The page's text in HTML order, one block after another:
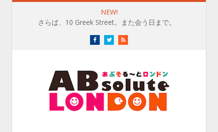
NEW!
さらば、10 Greek Street。また会う日まで。
FacebookTwitterRSS